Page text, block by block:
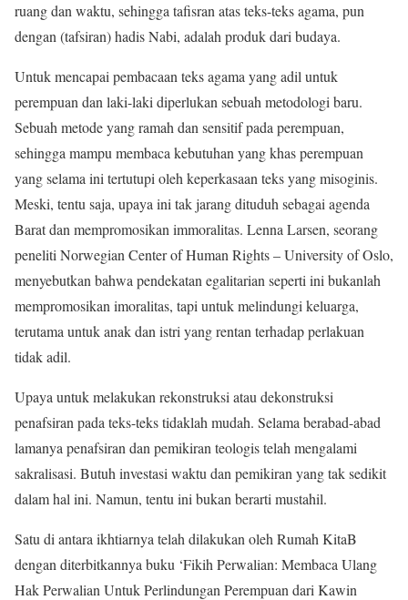
ruang dan waktu, sehingga tafisran atas teks-teks agama, pun
dengan (tafsiran) hadis Nabi, adalah produk dari budaya.
Untuk mencapai pembacaan teks agama yang adil untuk
perempuan dan laki-laki diperlukan sebuah metodologi baru.
Sebuah metode yang ramah dan sensitif pada perempuan,
sehingga mampu membaca kebutuhan yang khas perempuan
yang selama ini tertutupi oleh keperkasaan teks yang misoginis.
Meski, tentu saja, upaya ini tak jarang dituduh sebagai agenda
Barat dan mempromosikan immoralitas. Lenna Larsen, seorang
peneliti Norwegian Center of Human Rights – University of Oslo,
menyebutkan bahwa pendekatan egalitarian seperti ini bukanlah
mempromosikan imoralitas, tapi untuk melindungi keluarga,
terutama untuk anak dan istri yang rentan terhadap perlakuan
tidak adil.
Upaya untuk melakukan rekonstruksi atau dekonstruksi
penafsiran pada teks-teks tidaklah mudah. Selama berabad-abad
lamanya penafsiran dan pemikiran teologis telah mengalami
sakralisasi. Butuh investasi waktu dan pemikiran yang tak sedikit
dalam hal ini. Namun, tentu ini bukan berarti mustahil.
Satu di antara ikhtiarnya telah dilakukan oleh Rumah KitaB
dengan diterbitkannya buku ‘Fikih Perwalian: Membaca Ulang
Hak Perwalian Untuk Perlindungan Perempuan dari Kawin